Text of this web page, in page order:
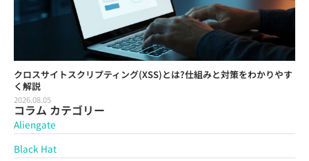
クロスサイトスクリプティング(XSS)とは?仕組みと対策をわかりやす
く解説
2026.08.05
コラム カテゴリー
Aliengate
Black Hat